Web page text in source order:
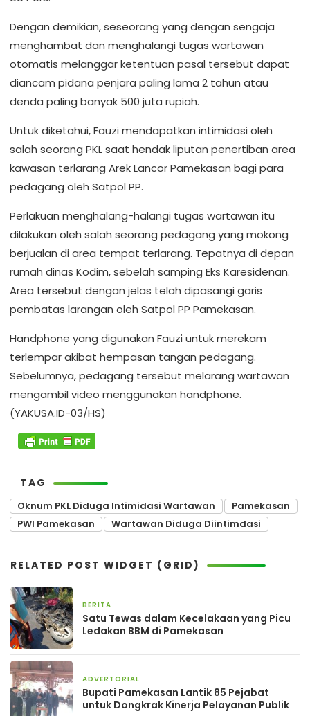
Dengan demikian, seseorang yang dengan sengaja
menghambat dan menghalangi tugas wartawan
otomatis melanggar ketentuan pasal tersebut dapat
diancam pidana penjara paling lama 2 tahun atau
denda paling banyak 500 juta rupiah.
Untuk diketahui, Fauzi mendapatkan intimidasi oleh
salah seorang PKL saat hendak liputan penertiban area
kawasan terlarang Arek Lancor Pamekasan bagi para
pedagang oleh Satpol PP.
Perlakuan menghalang-halangi tugas wartawan itu
dilakukan oleh salah seorang pedagang yang mokong
berjualan di area tempat terlarang. Tepatnya di depan
rumah dinas Kodim, sebelah samping Eks Karesidenan.
Area tersebut dengan jelas telah dipasangi garis
pembatas larangan oleh Satpol PP Pamekasan.
Handphone yang digunakan Fauzi untuk merekam
terlempar akibat hempasan tangan pedagang.
Sebelumnya, pedagang tersebut melarang wartawan
mengambil video menggunakan handphone.
(YAKUSA.ID-03/HS)
TAG
Oknum PKL Diduga Intimidasi Wartawan
Pamekasan
PWI Pamekasan
Wartawan Diduga Diintimdasi
RELATED POST WIDGET (GRID)
BERITA
Satu Tewas dalam Kecelakaan yang Picu
Ledakan BBM di Pamekasan
ADVERTORIAL
Bupati Pamekasan Lantik 85 Pejabat
untuk Dongkrak Kinerja Pelayanan Publik